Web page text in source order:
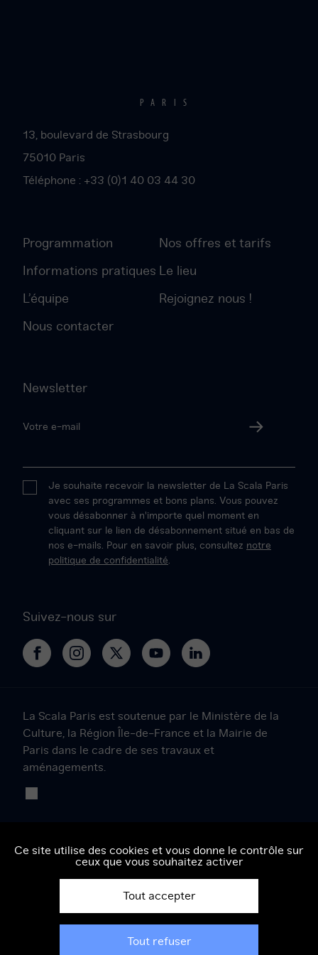
PARIS
13, boulevard de Strasbourg
75010 Paris
Téléphone : +33 (0)1 40 03 44 30
Programmation Nos offres et tarifs
Informations pratiques Le lieu
L’équipe Rejoignez nous !
Nous contacter
Newsletter
adresse
Valider
Je souhaite recevoir la newsletter de La Scala Paris
avec ses programmes et bons plans. Vous pouvez
vous désabonner à n'importe quel moment en
cliquant sur le lien de désabonnement situé en bas de
nos e-mails. Pour en savoir plus, consultez notre
politique de confidentialité.
Suivez-nous sur
La
Facebook
La
Instagram
Le
Twitter
Le
YouTube
Le
LinkedIn
La Scala Paris est soutenue par le Ministère de la
Culture, la Région Île-de-France et la Mairie de
Paris dans le cadre de ses travaux et
aménagements.
Conditions générales de vente
Ce site utilise des cookies et vous donne le contrôle sur
ceux que vous souhaitez activer
Tout accepter
Tout refuser